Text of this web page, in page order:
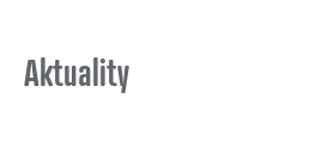
Aktuality